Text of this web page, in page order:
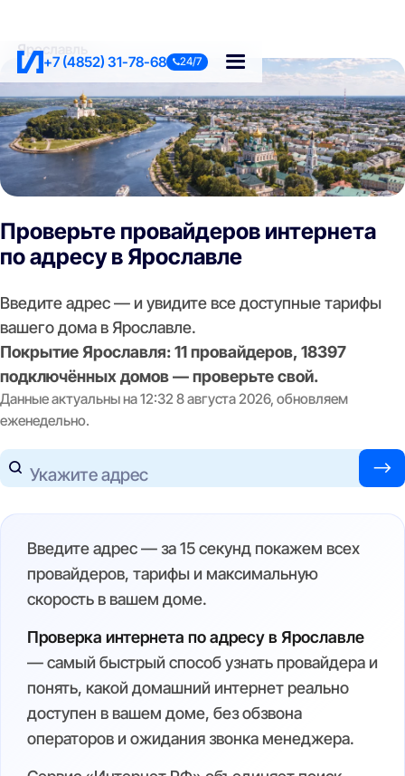
+7 (4852) 31-78-68 24/7
Ярославль
Проверьте провайдеров интернета
по адресу в Ярославле
Введите адрес — и увидите все доступные тарифы
вашего дома в Ярославле.
Покрытие Ярославля: 11 провайдеров, 18397
подключённых домов — проверьте свой.
Данные актуальны на 12:32 8 августа 2026, обновляем
еженедельно.
Укажите адрес —>
Введите адрес — за 15 секунд покажем всех
провайдеров, тарифы и максимальную
скорость в вашем доме.
Проверка интернета по адресу в Ярославле
— самый быстрый способ узнать провайдера и
понять, какой домашний интернет реально
доступен в вашем доме, без обзвона
операторов и ожидания звонка менеджера.